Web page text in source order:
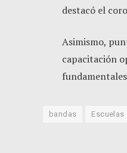
destacó el
Asimismo,
capacitación
bandas Escuelas